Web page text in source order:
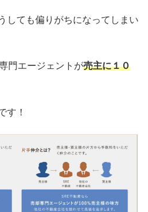
しても偏りがちになってしまい
門エージェントが売主に１０
す！